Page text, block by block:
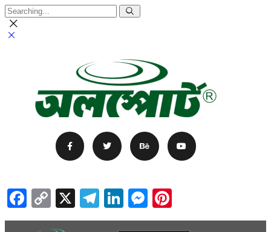
Facebook
Copy
Link
X Telegram
LinkedIn
Messenger